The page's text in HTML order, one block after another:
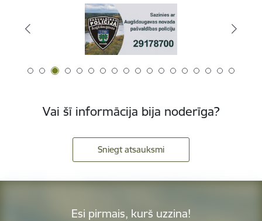
Vai šī informācija bija noderīga?
Sniegt atsauksmi
Esi pirmais, kurš uzzina!